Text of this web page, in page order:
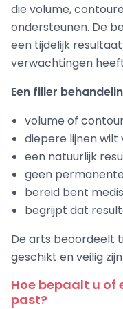
die volume,
ondersteunen. De
een tijdelijk
verwachtingen
Een filler
volume of
diepere lijnen
een natuurlijk
geen
bereid bent
begrijpt dat
De arts beoordeelt
geschikt en veilig
Hoe bepaalt u of
past?